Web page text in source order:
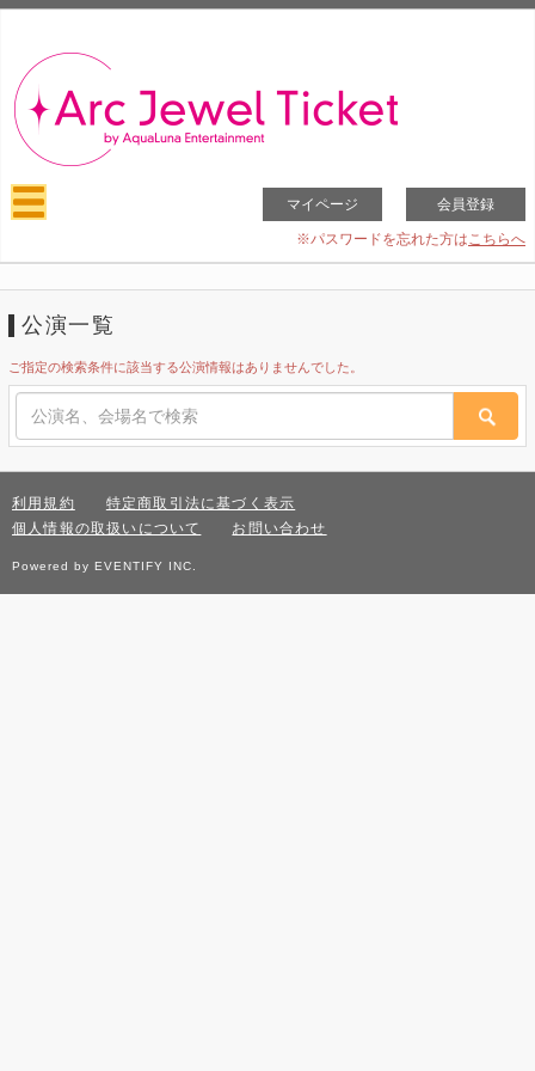
マイページ 会員登録
※パスワードを忘れた方はこちらへ
公演一覧
ご指定の検索条件に該当する公演情報はありませんでした。
利用規約
特定商取引法に基づく表示
個人情報の取扱いについて
お問い合わせ
Powered by EVENTIFY INC.